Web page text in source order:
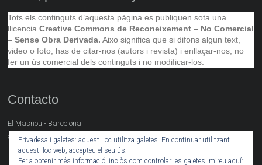
Tots els continguts d’aquesta pàgina es publiquen sota una
llicenciaCreative Commons de Reconeixement – No Comercial
– Sense Obra Derivada. Aixo significa que si difons algun text,
video o foto, has de citar-nos (autors i revista) i enllaçar-nos, no
fer un ús comercial dels continguts i no modificar-los.
Contacto
El Masnou - Barcelona
artsocial@neret.cat
Privadesa i galetes: aquest lloc utilitza galetes. En continuar utilitzant
aquest lloc web, accepteu el seu ús.
Per a obtenir més informació, inclòs com controlar les galetes, mireu aquí: